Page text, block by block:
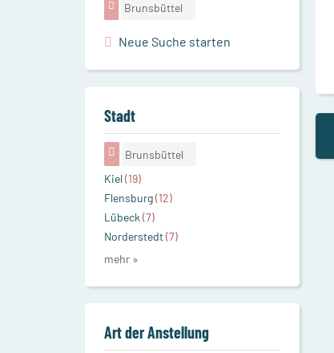
Brunsbüttel
Neue Suche starten
Stadt
Brunsbüttel
Kiel(19)
Flensburg(12)
Lübeck(7)
Norderstedt(7)
mehr »
Art der Anstellung